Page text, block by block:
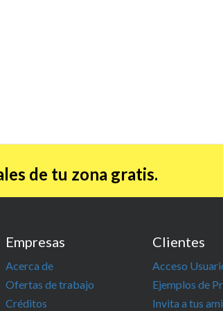
de tu zona gratis.
Empresas
Acerca de
Ofertas de trabajo
Créditos
Clientes
Acceso
Ejemplos de
Invita a tus